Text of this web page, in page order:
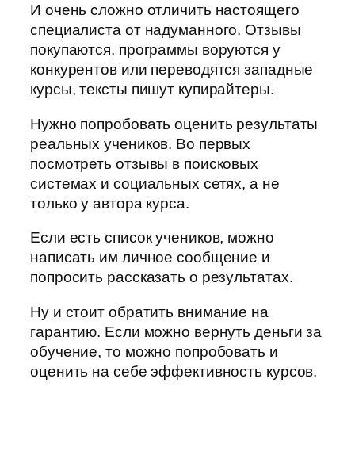
И очень сложно отличить настоящего
специалиста от надуманного. Отзывы
покупаются, программы воруются у
конкурентов или переводятся западные
курсы, тексты пишут купирайтеры.
Нужно попробовать оценить результаты
реальных учеников. Во первых
посмотреть отзывы в поисковых
системах и социальных сетях, а не
только у автора курса.
Если есть список учеников, можно
написать им личное сообщение и
попросить рассказать о результатах.
Ну и стоит обратить внимание на
гарантию. Если можно вернуть деньги за
обучение, то можно попробовать и
оценить на себе эффективность курсов.